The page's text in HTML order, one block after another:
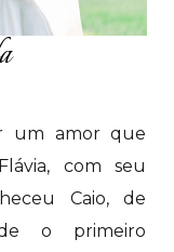
um amor que
com seu
Caio, de
o primeiro